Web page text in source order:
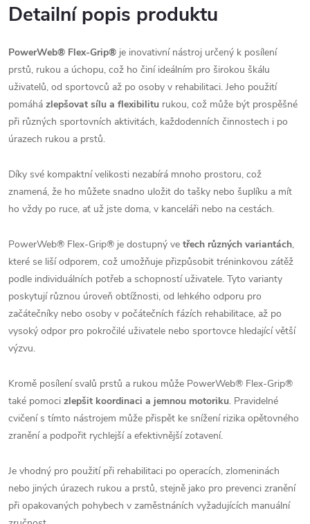
Detailní popis produktu
PowerWeb® Flex-Grip® je inovativní nástroj určený k posílení
prstů, rukou a úchopu, což ho činí ideálním pro širokou škálu
uživatelů, od sportovců až po osoby v rehabilitaci. Jeho použití
pomáhá zlepšovat sílu a flexibilitu rukou, což může být prospěšné
při různých sportovních aktivitách, každodenních činnostech i po
úrazech rukou a prstů.
Díky své kompaktní velikosti nezabírá mnoho prostoru, což
znamená, že ho můžete snadno uložit do tašky nebo šuplíku a mít
ho vždy po ruce, ať už jste doma, v kanceláři nebo na cestách.
PowerWeb® Flex-Grip® je dostupný ve třech různých variantách,
které se liší odporem, což umožňuje přizpůsobit tréninkovou zátěž
podle individuálních potřeb a schopností uživatele. Tyto varianty
poskytují různou úroveň obtížnosti, od lehkého odporu pro
začátečníky nebo osoby v počátečních fázích rehabilitace, až po
vysoký odpor pro pokročilé uživatele nebo sportovce hledající větší
výzvu.
Kromě posílení svalů prstů a rukou může PowerWeb® Flex-Grip®
také pomoci zlepšit koordinaci a jemnou motoriku. Pravidelné
cvičení s tímto nástrojem může přispět ke snížení rizika opětovného
zranění a podpořit rychlejší a efektivnější zotavení.
Je vhodný pro použití při rehabilitaci po operacích, zlomeninách
nebo jiných úrazech rukou a prstů, stejně jako pro prevenci zranění
při opakovaných pohybech v zaměstnáních vyžadujících manuální